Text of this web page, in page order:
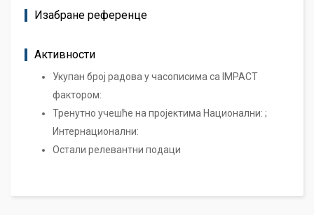
Изабране референце
Активности
Укупан број радова у часописима са IMPACT
фактором:
Тренутно учешће на пројектима Национални: ;
Интернационални:
Остали релевантни подаци